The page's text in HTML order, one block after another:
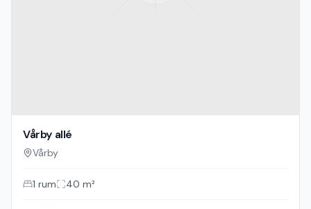
Vårby allé
Vårby
1 rum 40 m²